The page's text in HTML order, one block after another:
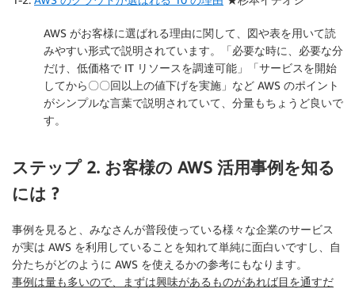
AWS がお客様に選ばれる理由に関して、図や表を用いて読
みやすい形式で説明されています。「必要な時に、必要な分
だけ、低価格で IT リソースを調達可能」「サービスを開始
してから〇〇回以上の値下げを実施」など AWS のポイント
がシンプルな言葉で説明されていて、分量もちょうど良いで
す。
ステップ 2. お客様の AWS 活用事例を知る
には ?
事例を見ると、みなさんが普段使っている様々な企業のサービス
が実は AWS を利用していることを知れて単純に面白いですし、自
分たちがどのように AWS を使えるかの参考にもなります。
事例は量も多いので、まずは興味があるものがあれば目を通すだ